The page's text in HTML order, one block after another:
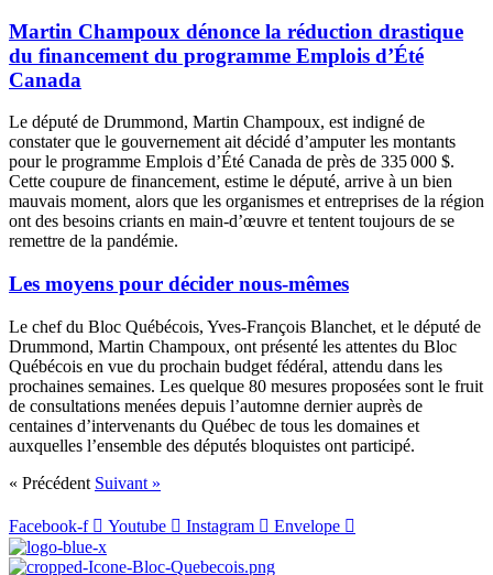
Martin Champoux dénonce la réduction drastique
du financement du programme Emplois d’Été
Canada
Le député de Drummond, Martin Champoux, est indigné de
constater que le gouvernement ait décidé d’amputer les montants
pour le programme Emplois d’Été Canada de près de 335 000 $.
Cette coupure de financement, estime le député, arrive à un bien
mauvais moment, alors que les organismes et entreprises de la région
ont des besoins criants en main-d’œuvre et tentent toujours de se
remettre de la pandémie.
Les moyens pour décider nous-mêmes
Le chef du Bloc Québécois, Yves-François Blanchet, et le député de
Drummond, Martin Champoux, ont présenté les attentes du Bloc
Québécois en vue du prochain budget fédéral, attendu dans les
prochaines semaines. Les quelque 80 mesures proposées sont le fruit
de consultations menées depuis l’automne dernier auprès de
centaines d’intervenants du Québec de tous les domaines et
auxquelles l’ensemble des députés bloquistes ont participé.
« Précédent Suivant »
Facebook-f Youtube Instagram Envelope